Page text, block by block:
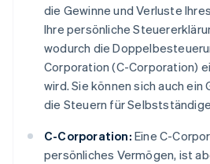
die Gewinne und Verluste
Ihre persönliche
wodurch die
Corporation (C-Corporation)
wird. Sie können sich auch ein
die Steuern für
C-Corporation: Eine C-
persönliches Vermögen, ist